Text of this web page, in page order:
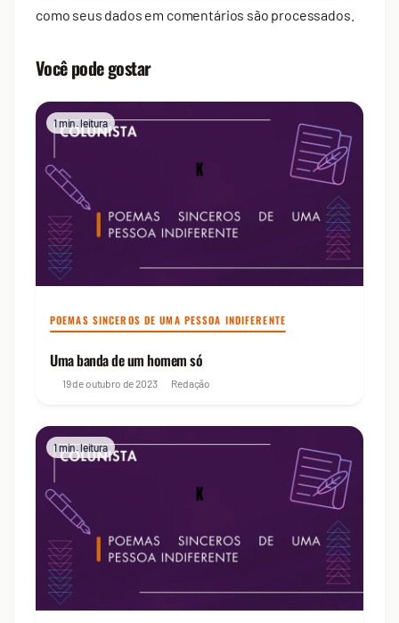
como seus dados em comentários são processados
Você pode gostar
1 min. leitura
POEMAS SINCEROS DE UMA PESSOA INDIFERENTE
Uma banda de um homem só
19 de outubro de 2023 Redação
1 min. leitura